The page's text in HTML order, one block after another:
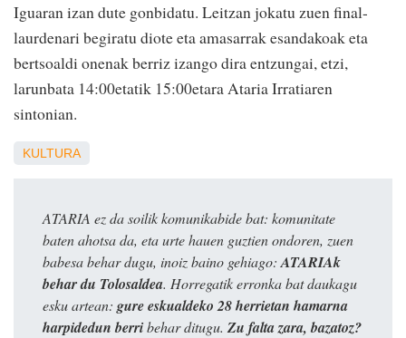
Iguaran izan dute gonbidatu. Leitzan jokatu zuen final-
laurdenari begiratu diote eta amasarrak esandakoak eta
bertsoaldi onenak berriz izango dira entzungai, etzi,
larunbata 14:00etatik 15:00etara Ataria Irratiaren
sintonian.
KULTURA
ATARIA ez da soilik komunikabide bat: komunitate
baten ahotsa da, eta urte hauen guztien ondoren, zuen
babesa behar dugu, inoiz baino gehiago: ATARIAk
behar du Tolosaldea. Horregatik erronka bat daukagu
esku artean: gure eskualdeko 28 herrietan hamarna
harpidedun berribehar ditugu. Zu falta zara, bazatoz?